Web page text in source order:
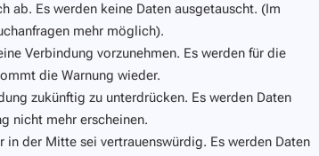
ab. Es werden keine Daten ausgetauscht. (Im
mehr möglich).
Verbindung vorzunehmen. Es werden für die
die Warnung wieder.
zukünftig zu unterdrücken. Es werden Daten
nicht mehr erscheinen.
der Mitte sei vertrauenswürdig. Es werden Daten